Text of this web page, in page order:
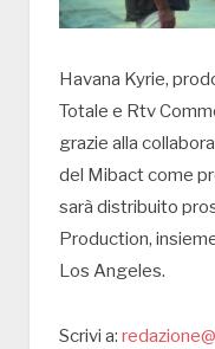
Havana Kyrie,
Totale e Rtv
grazie alla
del Mibact come
sarà distribuito
Production,
Los Angeles.
Scrivi a: